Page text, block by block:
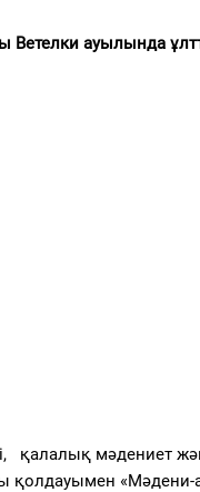
Ветелки ауылында
қалалық мәдениет
қолдауымен «Мәдени-